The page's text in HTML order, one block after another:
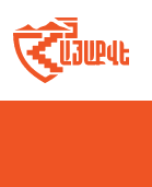
to
content